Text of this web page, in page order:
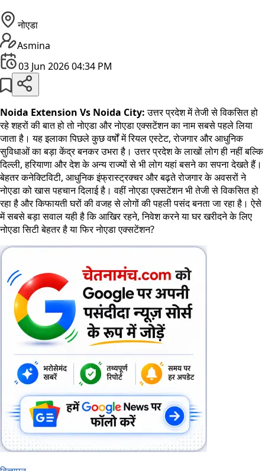
नोएडा
Asmina
03 Jun 2026 04:34 PM
Noida Extension Vs Noida City:उत्तर प्रदेश में तेजी से विकसित हो
रहे शहरों की बात हो तो नोएडा और नोएडा एक्सटेंशन का नाम सबसे पहले लिया
जाता है। यह इलाका पिछले कुछ वर्षों में रियल एस्टेट, रोजगार और आधुनिक
सुविधाओं का बड़ा केंद्र बनकर उभरा है। उत्तर प्रदेश के लाखों लोग ही नहीं बल्कि
दिल्ली, हरियाणा और देश के अन्य राज्यों से भी लोग यहां बसने का सपना देखते हैं।
बेहतर कनेक्टिविटी, आधुनिक इंफ्रास्ट्रक्चर और बढ़ते रोजगार के अवसरों ने
नोएडा को खास पहचान दिलाई है। वहीं नोएडा एक्सटेंशन भी तेजी से विकसित हो
रहा है और किफायती घरों की वजह से लोगों की पहली पसंद बनता जा रहा है। ऐसे
में सबसे बड़ा सवाल यही है कि आखिर रहने, निवेश करने या घर खरीदने के लिए
नोएडा सिटी बेहतर है या फिर नोएडा एक्सटेंशन?